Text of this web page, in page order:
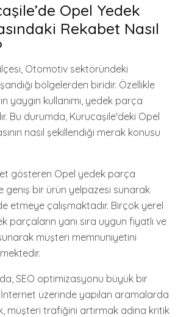
Opel Yedek
Rekabet Nasıl
ilçesi, Otomotiv sektöründeki
bölgelerden biridir. Özellikle
yaygın kullanımı, yedek parça
Bu durumda, Kurucaşile'deki Opel
nasıl şekillendiği merak konusu
gösteren Opel yedek parça
geniş bir ürün yelpazesi sunarak
etmeye çalışmaktadır. Birçok yerel
parçaların yanı sıra uygun fiyatlı ve
müşteri memnuniyetini
SEO optimizasyonu büyük bir
İnternet üzerinde yapılan aramalarda
müşteri trafiğini artırmak adına kritik